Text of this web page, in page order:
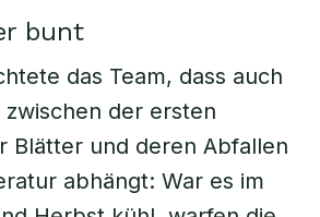
bunt
das Team, dass auch
zwischen der ersten
Blätter und deren Abfallen
abhängt: War es im